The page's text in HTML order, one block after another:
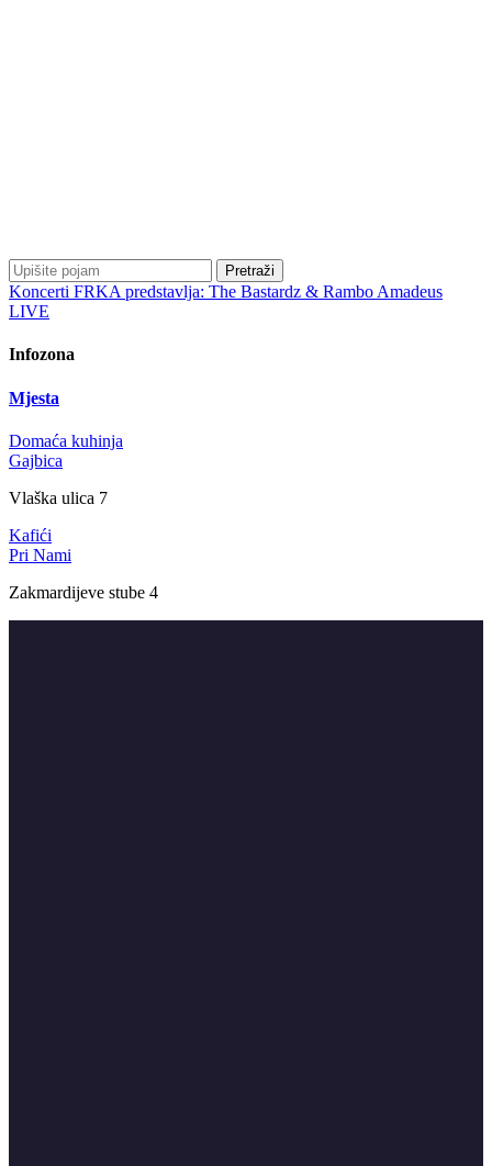
Pretraži
Koncerti FRKA predstavlja: The Bastardz & Rambo Amadeus
LIVE
Infozona
Mjesta
Domaća kuhinja
Gajbica
Vlaška ulica 7
Kafići
Pri Nami
Zakmardijeve stube 4